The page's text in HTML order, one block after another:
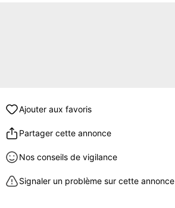
Ajouter aux favoris
Partager cette annonce
Nos conseils de vigilance
Signaler un problème sur cette annonce